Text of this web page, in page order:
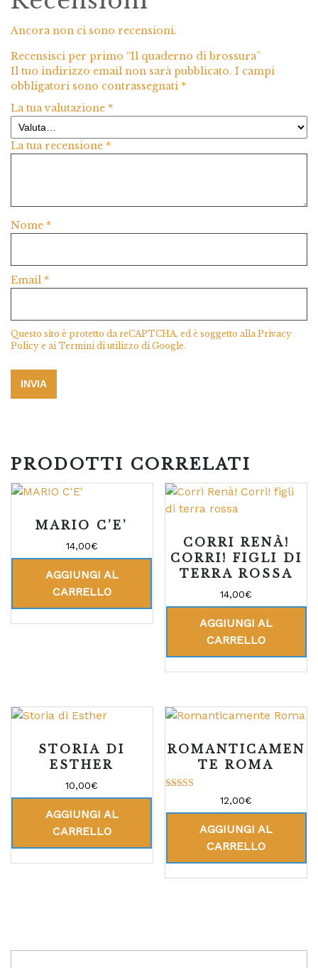
Ancora non ci sono recensioni.
Recensisci per primo “Il quaderno di brossura”
Il tuo indirizzo email non sarà pubblicato. I campi
obbligatori sono contrassegnati *
La tua valutazione *
La tua recensione *
Nome *
Email *
Questo sito è protetto da reCAPTCHA, ed è soggetto allaPrivacy
Policy e aiTermini di utilizzo di Google.
PRODOTTI CORRELATI
MARIO C’E’
14,00€
AGGIUNGI AL
CARRELLO
CORRI RENÀ!
CORRI! FIGLI DI
TERRA ROSSA
14,00€
AGGIUNGI AL
CARRELLO
STORIA DI
ESTHER
10,00€
AGGIUNGI AL
CARRELLO
ROMANTICAMEN
TE ROMA
su 5
12,00€
AGGIUNGI AL
CARRELLO